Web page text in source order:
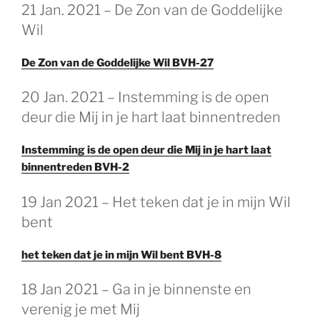
21 Jan. 2021 – De Zon van de Goddelijke
Wil
De Zon van de Goddelijke Wil BVH-27
20 Jan. 2021 – Instemming is de open
deur die Mij in je hart laat binnentreden
Instemming is de open deur die Mij in je hart laat
binnentreden BVH-2
19 Jan 2021 – Het teken dat je in mijn Wil
bent
het teken dat je in mijn Wil bent BVH-8
18 Jan 2021 – Ga in je binnenste en
verenig je met Mij